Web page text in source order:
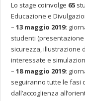
Lo stage coinvolge 65
Educazione e
–13 maggio 2019:
studenti
sicurezza, illustrazione
interessate e
– 18 maggio 2019:
seguiranno tutte le fasi
dall’accoglienza